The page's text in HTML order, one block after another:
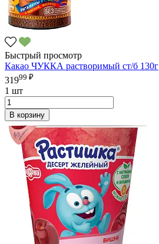
Быстрый просмотр
Какао ЧУККА растворимый ст/б 130г
31999 ₽
1 шт
В корзину